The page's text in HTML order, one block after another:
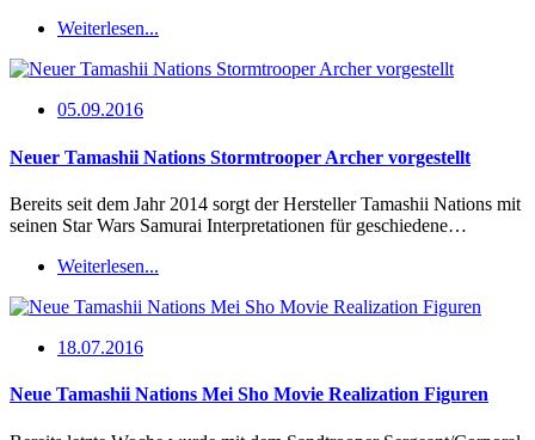
Weiterlesen...
05.09.2016
Neuer Tamashii Nations Stormtrooper Archer vorgestellt
Bereits seit dem Jahr 2014 sorgt der Hersteller Tamashii Nations mit
seinen Star Wars Samurai Interpretationen für geschiedene…
Weiterlesen...
18.07.2016
Neue Tamashii Nations Mei Sho Movie Realization Figuren